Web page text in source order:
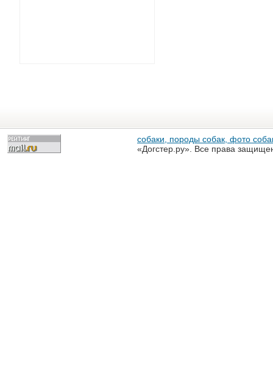
собаки, породы собак, фото
«Догстер.ру». Все права